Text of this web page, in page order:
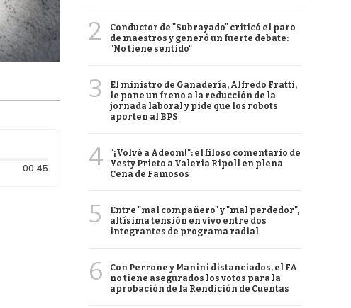
00:45Duración: 45 segundos
2
Conductor de "Subrayado" criticó el paro
de maestros y generó un fuerte debate:
"No tiene sentido"
3
El ministro de Ganadería, Alfredo Fratti,
le pone un freno a la reducción de la
jornada laboral y pide que los robots
aporten al BPS
4
"¡Volvé a Adeom!": el filoso comentario de
Yesty Prieto a Valeria Ripoll en plena
Cena de Famosos
5
Entre "mal compañero" y "mal perdedor",
altísima tensión en vivo entre dos
integrantes de programa radial
6
Con Perrone y Manini distanciados, el FA
no tiene asegurados los votos para la
aprobación de la Rendición de Cuentas